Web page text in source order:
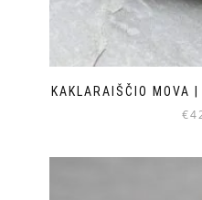
KAKLARAIŠČIO MOVA |
€